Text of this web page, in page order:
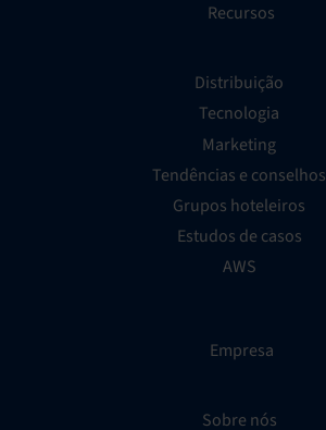
Recursos
Distribuição
Tecnologia
Marketing
Tendências e conselhos
Grupos hoteleiros
Estudos de casos
AWS
Empresa
Sobre nós